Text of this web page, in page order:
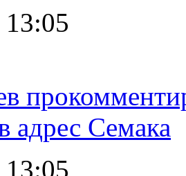
адрес Семака